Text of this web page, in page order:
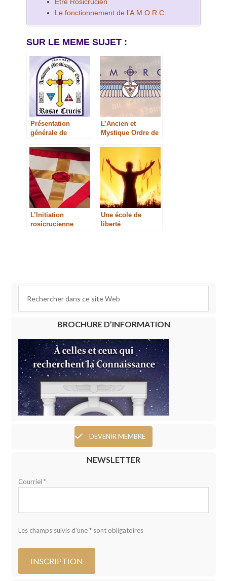
Le fonctionnement de l’A.M.O.R.C.
SUR LE MEME SUJET :
Présentation
générale de
Mystique Ordre de
la Rose-Croix
L’Ancien et
Mystique Ordre de
L’Initiation
rosicrucienne
Une école de
liberté
BROCHURE D’INFORMATION
DEVENIR MEMBRE
NEWSLETTER
Courriel *
Les champs suivis d'une * sont obligatoires